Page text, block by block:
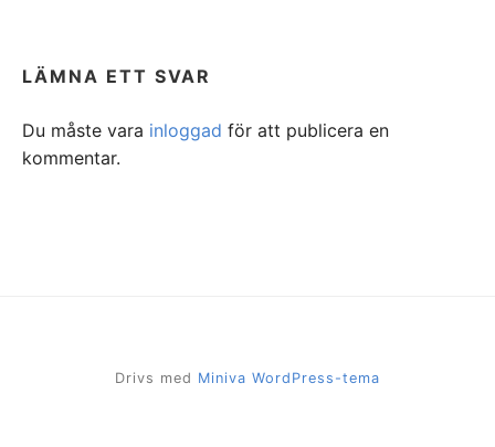
LÄMNA ETT SVAR
Du måste vara inloggad för att publicera en
kommentar.
Drivs med Miniva WordPress-tema